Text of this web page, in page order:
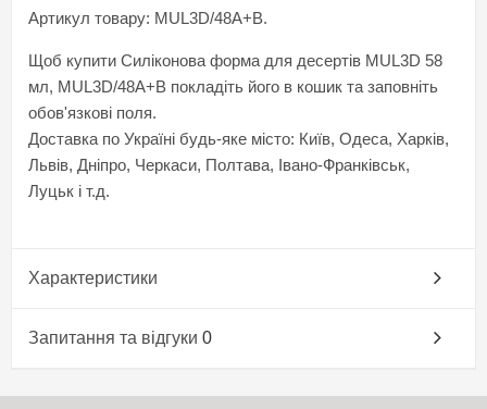
Артикул товару: MUL3D/48A+B.
Щоб купити Силіконова форма для десертів MUL3D 58
мл, MUL3D/48A+B покладіть його в кошик та заповніть
обов'язкові поля.
Доставка по Україні будь-яке місто: Київ, Одеса, Харків,
Львів, Дніпро, Черкаси, Полтава, Івано-Франківськ,
Луцьк і т.д.
Характеристики
Запитання та відгуки 0